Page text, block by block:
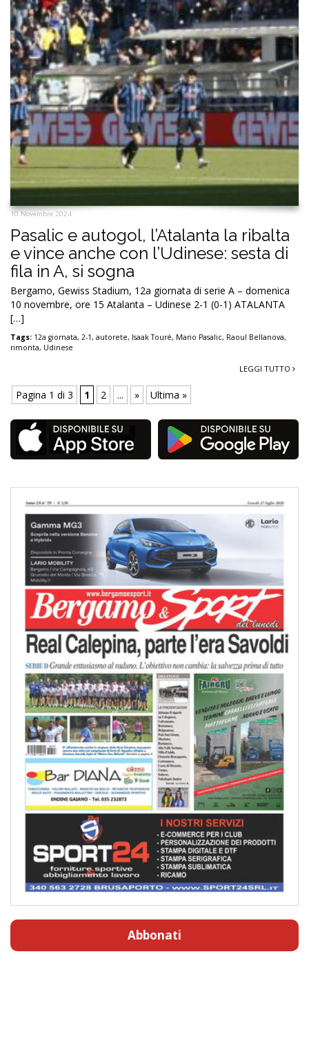
10 Novembre 2024
Pasalic e autogol, l’Atalanta la ribalta
e vince anche con l’Udinese: sesta di
fila in A, si sogna
Bergamo, Gewiss Stadium, 12a giornata di serie A – domenica
10 novembre, ore 15 Atalanta – Udinese 2-1 (0-1) ATALANTA
[…]
Tags: 12a giornata, 2-1, autorete, Isaak Touré, Mario Pasalic, Raoul Bellanova,
rimonta, Udinese
LEGGI TUTTO
Pagina 1 di 3 1 2 ... » Ultima »
Abbonati